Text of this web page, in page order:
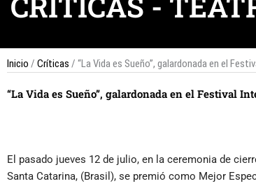
Inicio / Críticas / “La Vida es Sueño”, galardonada en el
“La Vida es Sueño”, galardonada en el Festival
El pasado jueves 12 de julio, en la ceremonia de
Santa Catarina, (Brasil), se premió como Mejor